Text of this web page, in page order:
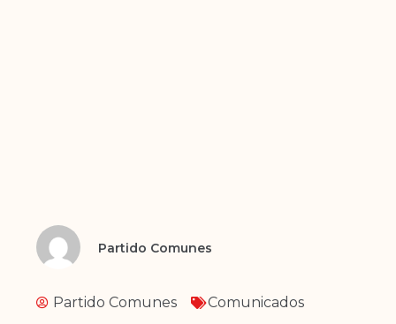
Partido Comunes
Partido Comunes Comunicados